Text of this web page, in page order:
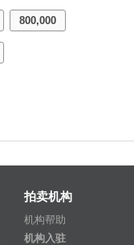
800,000
拍卖机构
机构帮助
机构入驻